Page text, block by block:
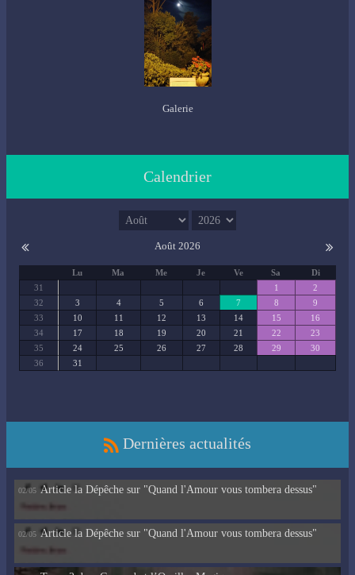
Galerie
Calendrier
Août 2026
Lu Ma Me Je Ve Sa
Di
31
1
2
32
3 4 5 6 7 8
9
33
10 11 12 13 14 15
16
34
17 18 19 20 21 22
23
35
24 25 26 27 28 29
30
36
31
Dernières actualités
02/05 Article la Dépêche sur "Quand l'Amour vous tombera dessus"
02/05 Article la Dépêche sur "Quand l'Amour vous tombera dessus"